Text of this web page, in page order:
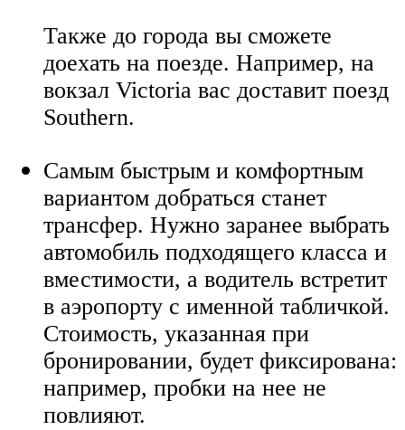
Также до города вы сможете
доехать на поезде. Например, на
вокзал Victoria вас доставит поезд
Southern.
Самым быстрым и комфортным
вариантом добраться станет
трансфер. Нужно заранее выбрать
автомобиль подходящего класса и
вместимости, а водитель встретит
в аэропорту с именной табличкой.
Стоимость, указанная при
бронировании, будет фиксирована:
например, пробки на нее не
повлияют.